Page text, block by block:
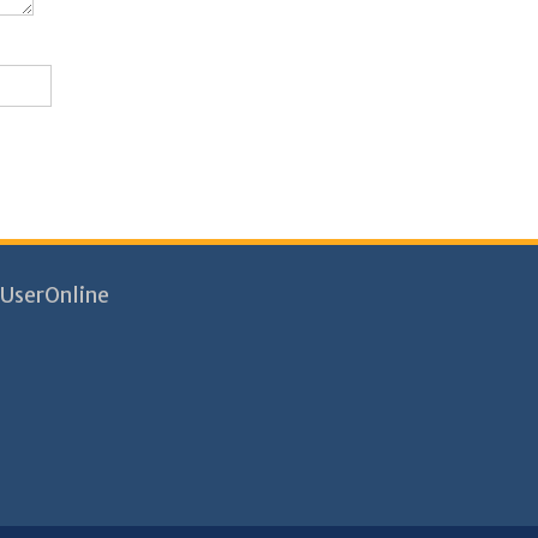
UserOnline